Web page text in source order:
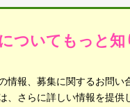
ついてもっと知
情報、募集に関するお問い
、さらに詳しい情報を提